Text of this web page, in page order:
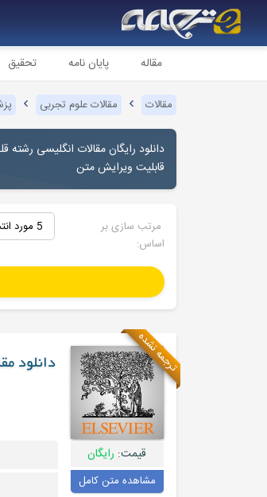
مقاله پایان نامه تحقیق
مقالات مقالات علوم تجربی
دانلود رایگان مقالات انگلیسی
قابلیت ویرایش متن
مرتب سازی بر
اساس:
5 مورد انتخاب شده
ترجمه نشده
قیمت: رایگان
مشاهده متن کامل
دانلود